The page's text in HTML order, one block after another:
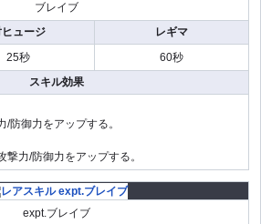
ブレイブ
ュージ
レギマ
25秒
60秒
スキル効果
防御力をアップする。
力/防御力をアップする。
expt.ブレイブ